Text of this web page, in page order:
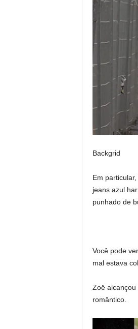
Backgrid
Em
jeans azul
punhado de
Você pode
mal estava
Zoë
romântico.